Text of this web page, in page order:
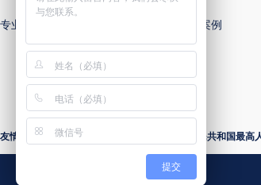
专业律师 国樽案例
友情链接： 中华人民共和国司法部 中华人民共和国最高
提交